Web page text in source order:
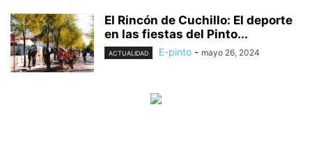
El Rincón de Cuchillo: El deporte
en las fiestas del Pinto...
ACTUALIDAD E-pinto - mayo 26, 2024